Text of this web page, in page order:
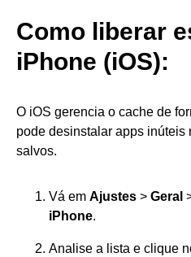
Como liberar
iPhone (iOS):
O iOS gerencia o cache de
pode desinstalar apps inúteis
salvos.
Vá em Ajustes > Geral
iPhone.
Analise a lista e clique